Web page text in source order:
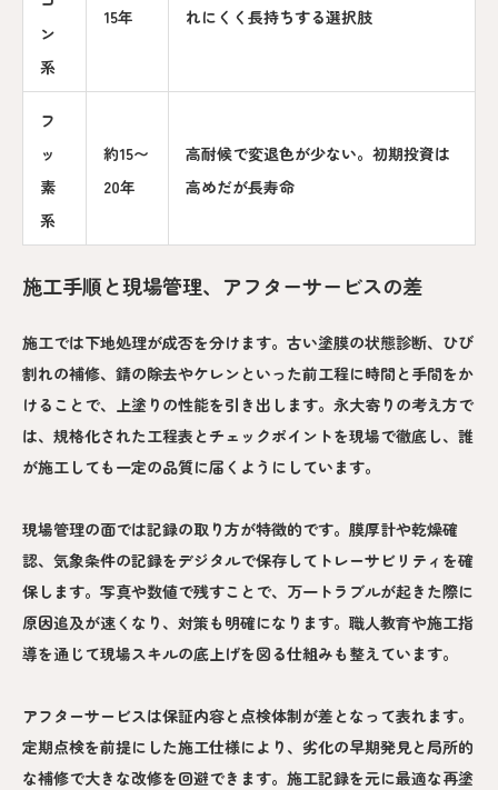
ン
系
15年
れにくく長持ちする選択肢
フ
ッ
素
系
約15〜
20年
高耐候で変退色が少ない。初期投資は
高めだが長寿命
施工手順と現場管理、アフターサービスの差
施工では下地処理が成否を分けます。古い塗膜の状態診断、ひび
割れの補修、錆の除去やケレンといった前工程に時間と手間をか
けることで、上塗りの性能を引き出します。永大寄りの考え方で
は、規格化された工程表とチェックポイントを現場で徹底し、誰
が施工しても一定の品質に届くようにしています。
現場管理の面では記録の取り方が特徴的です。膜厚計や乾燥確
認、気象条件の記録をデジタルで保存してトレーサビリティを確
保します。写真や数値で残すことで、万一トラブルが起きた際に
原因追及が速くなり、対策も明確になります。職人教育や施工指
導を通じて現場スキルの底上げを図る仕組みも整えています。
アフターサービスは保証内容と点検体制が差となって表れます。
定期点検を前提にした施工仕様により、劣化の早期発見と局所的
な補修で大きな改修を回避できます。施工記録を元に最適な再塗